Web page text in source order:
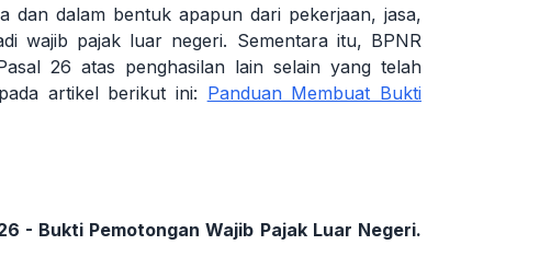
dan dalam bentuk apapun dari pekerjaan, jasa,
wajib pajak luar negeri. Sementara itu, BPNR
26 atas penghasilan lain selain yang telah
artikel berikut ini: Panduan Membuat Bukti
- Bukti Pemotongan Wajib Pajak Luar Negeri.